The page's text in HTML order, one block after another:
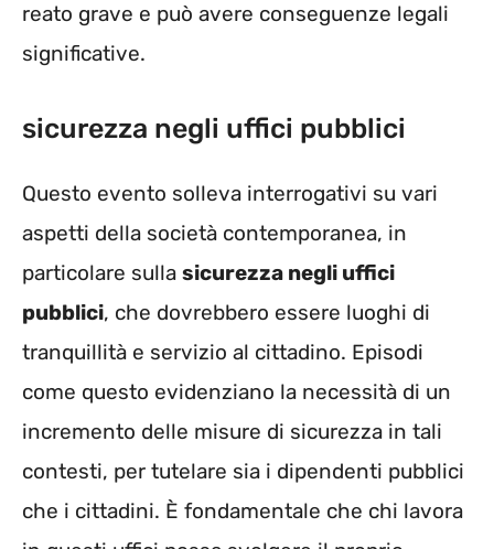
reato grave e può avere conseguenze legali
significative.
sicurezza negli uffici pubblici
Questo evento solleva interrogativi su vari
aspetti della società contemporanea, in
particolare sulla sicurezza negli uffici
pubblici, che dovrebbero essere luoghi di
tranquillità e servizio al cittadino. Episodi
come questo evidenziano la necessità di un
incremento delle misure di sicurezza in tali
contesti, per tutelare sia i dipendenti pubblici
che i cittadini. È fondamentale che chi lavora